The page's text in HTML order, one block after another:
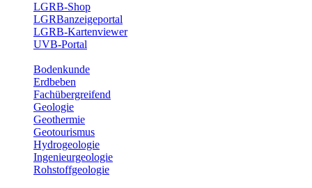
LGRB-Shop
LGRBanzeigeportal
LGRB-Kartenviewer
UVB-Portal
Bodenkunde
Erdbeben
Fachübergreifend
Geologie
Geothermie
Geotourismus
Hydrogeologie
Ingenieurgeologie
Rohstoffgeologie